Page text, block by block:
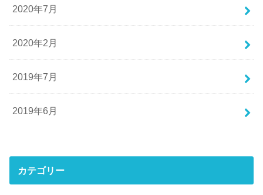
2020年7月
2020年2月
2019年7月
2019年6月
カテゴリー